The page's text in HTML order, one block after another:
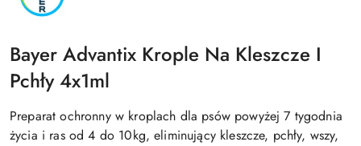
Bayer Advantix Krople Na Kleszcze I
Pchły 4x1ml
Preparat ochronny w kroplach dla psów powyżej 7 tygodnia
życia i ras od 4 do 10kg, eliminujący kleszcze, pchły, wszy,